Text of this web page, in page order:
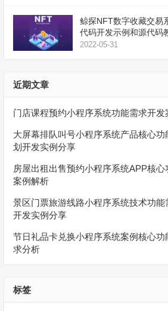
鲸探NFT数字收藏交易
代码开发示例和源代码
2022-05-31
近期文章
门店课程预约小程序系统功能需求开发
大屏幕排队叫号小程序系统产品核心功
划开发实例分享
房屋出租出售预约小程序系统APP核心
案例解析
景区门票旅游线路小程序系统技术功能
开发实例分享
节日礼品卡兑换小程序系统案例核心功
求分析
标签